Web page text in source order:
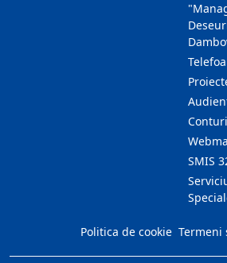
SMIS
Politica de cookie Termeni